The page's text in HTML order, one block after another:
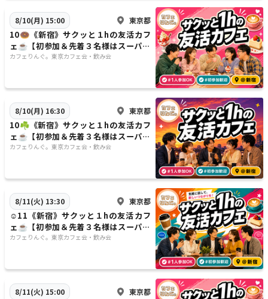
8/10(月) 15:00 東京都
10🍩《新宿》サクッと１hの友活カフ
ェ☕️【初参加＆先着３名様はスーパー
割引】素敵な1日は素敵な出会いから
カフェりんぐ。東京カフェ会・飲み会
8/10(月) 16:30 東京都
10☘️《新宿》サクッと１hの友活カフ
ェ☕️【初参加＆先着３名様はスーパー
割引】素敵な1日は素敵な出会いから
カフェりんぐ。東京カフェ会・飲み会
8/11(火) 13:30 東京都
☺️11《新宿》サクッと１hの友活カフ
ェ☕️【初参加＆先着３名様はスーパー
割引】素敵な1日は素敵な出会いから
カフェりんぐ。東京カフェ会・飲み会
8/11(火) 15:00 東京都